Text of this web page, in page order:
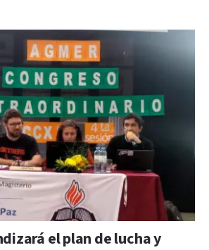
el plan de lucha y